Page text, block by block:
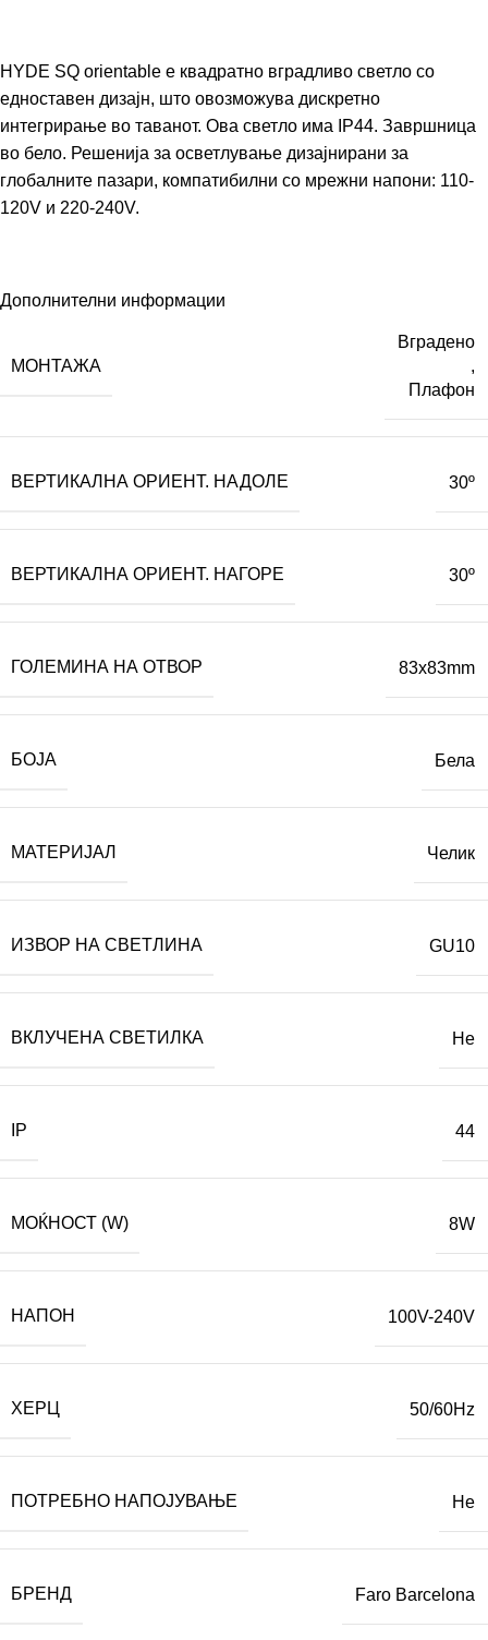
HYDE SQ orientable е квадратно вградливо светло со
едноставен дизајн, што овозможува дискретно
интегрирање во таванот. Ова светло има IP44. Завршница
во бело. Решенија за осветлување дизајнирани за
глобалните пазари, компатибилни со мрежни напони: 110-
120V и 220-240V.
Дополнителни информации
МОНТАЖА
Вградено
,
Плафон
ВЕРТИКАЛНА ОРИЕНТ. НАДОЛЕ 30º
ВЕРТИКАЛНА ОРИЕНТ. НАГОРЕ 30º
ГОЛЕМИНА НА ОТВОР 83x83mm
БОЈА Бела
МАТЕРИЈАЛ Челик
ИЗВОР НА СВЕТЛИНА GU10
ВКЛУЧЕНА СВЕТИЛКА Не
IP 44
МОЌНОСТ (W) 8W
НАПОН 100V-240V
ХЕРЦ 50/60Hz
ПОТРЕБНО НАПОЈУВАЊЕ Не
БРЕНД Faro Barcelona